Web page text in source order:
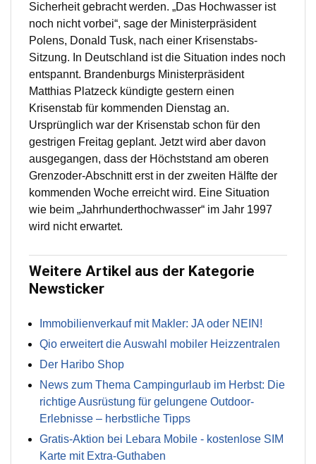
Sicherheit gebracht werden. „Das Hochwasser ist
noch nicht vorbei“, sage der Ministerpräsident
Polens, Donald Tusk, nach einer Krisenstabs-
Sitzung. In Deutschland ist die Situation indes noch
entspannt. Brandenburgs Ministerpräsident
Matthias Platzeck kündigte gestern einen
Krisenstab für kommenden Dienstag an.
Ursprünglich war der Krisenstab schon für den
gestrigen Freitag geplant. Jetzt wird aber davon
ausgegangen, dass der Höchststand am oberen
Grenzoder-Abschnitt erst in der zweiten Hälfte der
kommenden Woche erreicht wird. Eine Situation
wie beim „Jahrhunderthochwasser“ im Jahr 1997
wird nicht erwartet.
Weitere Artikel aus der Kategorie
Newsticker
Immobilienverkauf mit Makler: JA oder NEIN!
Qio erweitert die Auswahl mobiler Heizzentralen
Der Haribo Shop
News zum Thema Campingurlaub im Herbst: Die
richtige Ausrüstung für gelungene Outdoor-
Erlebnisse – herbstliche Tipps
Gratis-Aktion bei Lebara Mobile - kostenlose SIM
Karte mit Extra-Guthaben